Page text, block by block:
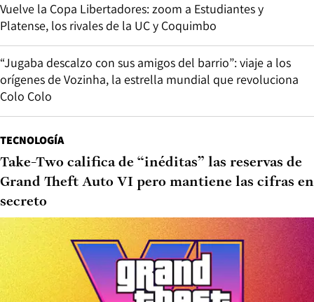
Vuelve la Copa Libertadores: zoom a Estudiantes y
Platense, los rivales de la UC y Coquimbo
“Jugaba descalzo con sus amigos del barrio”: viaje a los
orígenes de Vozinha, la estrella mundial que revoluciona
Colo Colo
TECNOLOGÍA
Take-Two califica de “inéditas” las reservas de
Grand Theft Auto VI pero mantiene las cifras en
secreto